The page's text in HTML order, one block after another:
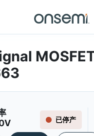
已停产